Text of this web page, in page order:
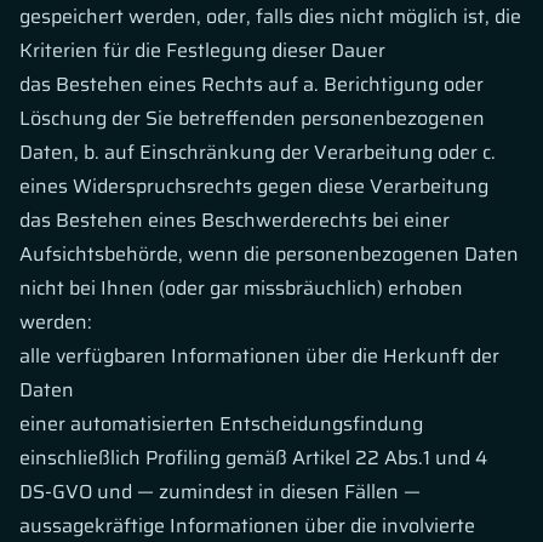
gespeichert werden, oder, falls dies nicht möglich ist, die
Kriterien für die Festlegung dieser Dauer
das Bestehen eines Rechts auf a. Berichtigung oder
Löschung der Sie betreffenden personenbezogenen
Daten, b. auf Einschränkung der Verarbeitung oder c.
eines Widerspruchsrechts gegen diese Verarbeitung
das Bestehen eines Beschwerderechts bei einer
Aufsichtsbehörde, wenn die personenbezogenen Daten
nicht bei Ihnen (oder gar missbräuchlich) erhoben
werden:
alle verfügbaren Informationen über die Herkunft der
Daten
einer automatisierten Entscheidungsfindung
einschließlich Profiling gemäß Artikel 22 Abs.1 und 4
DS-GVO und — zumindest in diesen Fällen —
aussagekräftige Informationen über die involvierte